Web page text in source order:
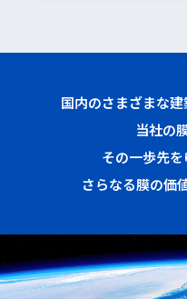
国内のさまざまな
当社の
その一歩先を
さらなる膜の価